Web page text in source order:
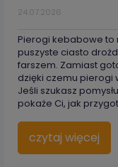
24.07.2026
Pierogi kebabowe to
puszyste ciasto
farszem. Zamiast
dzięki czemu pierogi
Jeśli szukasz
pokaże Ci, jak
czytaj więcej